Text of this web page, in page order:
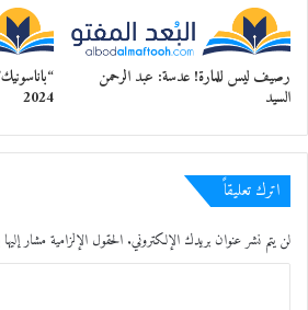
رصيف ليس للمارة! عدسة: عبد الرحمن
السيد 2024
اترك تعليقاً
لن يتم نشر عنوان بريدك الإلكتروني. الحقول الإلزامية مشار إليها